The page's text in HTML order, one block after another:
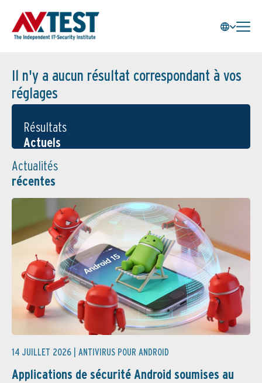
Il n'y a aucun résultat correspondant à vos
réglages
Résultats
Actuels
Actualités
récentes
14 JUILLET 2026 | ANTIVIRUS POUR ANDROID
Applications de sécurité Android soumises au